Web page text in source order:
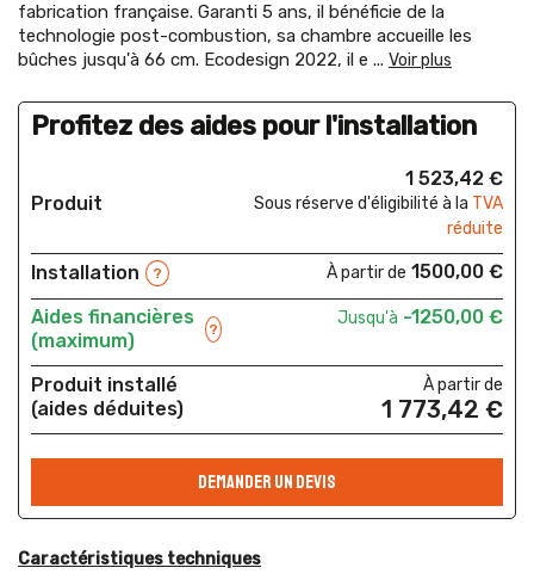
fabrication française. Garanti 5 ans, il bénéficie de la
technologie post-combustion, sa chambre accueille les
bûches jusqu'à 66 cm. Ecodesign 2022, il e ... Voir plus
Profitez des aides pour l'installation
Produit
1 523,42 €
Sous réserve d'éligibilité à la TVA
réduite
Installation ? À partir de 1500,00 €
Aides financières
(maximum)
?
Jusqu'à -1250,00 €
Produit installé
(aides déduites)
À partir de
1 773,42 €
DEMANDER UN DEVIS
Caractéristiques techniques